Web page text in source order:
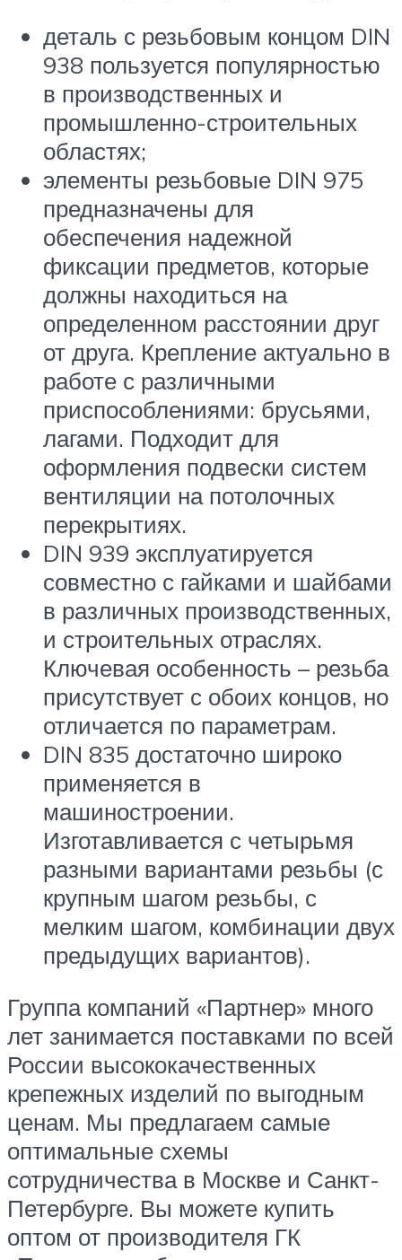
деталь с резьбовым концом DIN
938 пользуется популярностью
в производственных и
промышленно-строительных
областях;
элементы резьбовые DIN 975
предназначены для
обеспечения надежной
фиксации предметов, которые
должны находиться на
определенном расстоянии друг
от друга. Крепление актуально в
работе с различными
приспособлениями: брусьями,
лагами. Подходит для
оформления подвески систем
вентиляции на потолочных
перекрытиях.
DIN 939 эксплуатируется
совместно с гайками и шайбами
в различных производственных,
и строительных отраслях.
Ключевая особенность – резьба
присутствует с обоих концов, но
отличается по параметрам.
DIN 835 достаточно широко
применяется в
машиностроении.
Изготавливается с четырьмя
разными вариантами резьбы (с
крупным шагом резьбы, с
мелким шагом, комбинации двух
предыдущих вариантов).
Группа компаний «Партнер» много
лет занимается поставками по всей
России высококачественных
крепежных изделий по выгодным
ценам. Мы предлагаем самые
оптимальные схемы
сотрудничества в Москве и Санкт-
Петербурге. Вы можете купить
оптом от производителя ГК